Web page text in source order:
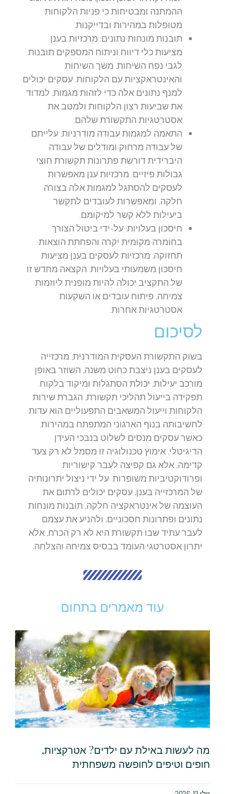
ההמתנה ומבטיחות כי פניות הלקוחות
מטופלות במהירות ובדייקנות.
תובנות מונחות נתונים:מרכזיות בענן
מציעות כלי דיווח וניתוח המספקים תובנות
לגבי נפח השיחות, משך השיחות
והאינטראקציות עם הלקוחות. עסקים יכולים
למנף נתונים אלה כדי לזהות מגמות, למדוד
את שביעות רצון הלקוחות ולמטב את
אסטרטגיות התקשורת שלהם.
התאמה למגמות עבודה מודרניות:עלייתם
של עבודה מרחוק ומודלים של עבודה
היברידית דורשת פתרונות תקשורת חוצי
גבולות פיזיים. מרכזיות ענן מאפשרות
לעסקים להסתגל למגמות אלה בצורה
חלקה, ומאפשרות לעובדים לתקשר
ביעילות ללא קשר למיקומם.
חיסכון בעלויות:על-ידי ביטול הצורך
בחומרה מקומית יקרה והפחתת הוצאות
תחזוקה, מרכזיות לעסקים בענן מציעות
חיסכון משמעותי בעלויות. הקצאה מחדש זו
של התקציב יכולה להיות מופנית ליוזמות
צמיחה, פיתוח עובדים או השקעות
אסטרטגיות אחרות.
לסיכום
בשוק התקשורת העסקית המודרנית, מרכזייה
לעסקים בענן ניצבת כחוט משנה, השוזר באופן
מורכב יעילות, יכולת הסתגלות ומיקוד בלקוח.
תפקידה בייעול תהליכי תקשורת, הגברת שירות
הלקוחות וייעול המשאבים התפעוליים הוא עדות
לחשיבותה בנוף הארגוני המתפתח במהירות.
כאשר עסקים מנסים לשלוט בנבכי העידן
הדיגיטלי, אימוץ טכנולוגיה זו מסמל לא רק צעד
קדימה, אלא גם קפיצה לעבר קישוריות
ופרודוקטיביות משופרות. על ידי ניצול יתרונותיה
של המרכזייה בענן, עסקים יכולים לרתום את
העוצמה של אינטראקציה חלקה, תובנות מונחות
נתונים ופתרונות חסכוניים, ולהניע את עצמם
לעבר עתיד שבו תקשורת היא לא רק הכרח, אלא
יתרון אסטרטגי העומד בבסיס צמיחה והצלחה.
עוד מאמרים בתחום
מה לעשות באילת עם ילדים? אטרקציות,
חופים וטיפים לחופשה משפחתית